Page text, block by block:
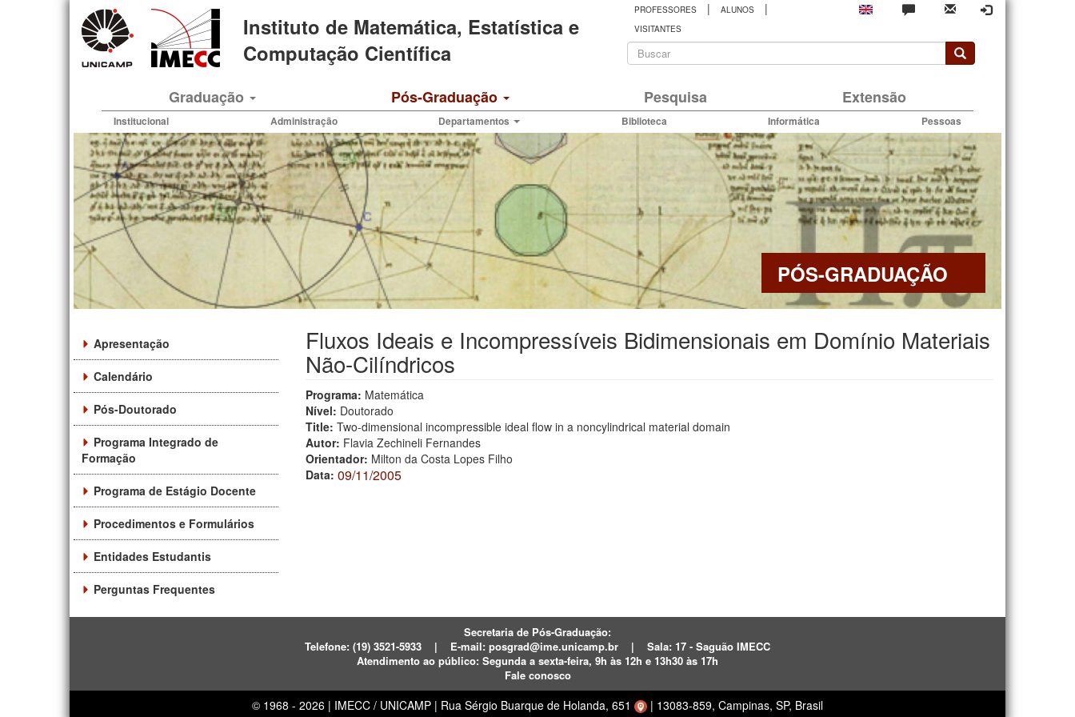
Instituto de Matemática, Estatística e
Computação Científica
PROFESSORES | ALUNOS |
VISITANTES
Formulário
busca
Graduação Pós-Graduação Pesquisa Extensão
Institucional Administração Departamentos Biblioteca Informática Pessoas
PÓS-GRADUAÇÃO
Apresentação
Calendário
Pós-Doutorado
Programa Integrado de
Formação
Programa de Estágio Docente
Procedimentos e Formulários
Entidades Estudantis
Perguntas Frequentes
Fluxos Ideais e Incompressíveis Bidimensionais em Domínio Materiais
Não-Cilíndricos
Programa: Matemática
Nível: Doutorado
Title: Two-dimensional incompressible ideal flow in a noncylindrical material domain
Autor: Flavia Zechineli Fernandes
Orientador: Milton da Costa Lopes Filho
Data: 09/11/2005
Secretaria de Pós-Graduação:
Telefone: (19) 3521-5933 | E-mail: posgrad@ime.unicamp.br |
Sala: 17 - Saguão IMECC
Atendimento ao público: Segunda a sexta-feira, 9h às 12h e 13h30 às 17h
Fale conosco
© 1968 - 2026 | IMECC / UNICAMP | Rua Sérgio Buarque de Holanda, 651 | 13083-859, Campinas, SP, Brasil